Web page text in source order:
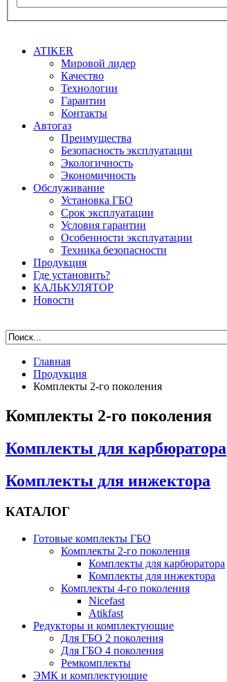
ATIKER
Мировой лидер
Качество
Технологии
Гарантии
Контакты
Автогаз
Преимущества
Безопасность эксплуатации
Экологичность
Экономичность
Обслуживание
Установка ГБО
Срок эксплуатации
Условия гарантии
Особенности эксплуатации
Техника безопасности
Продукция
Где установить?
КАЛЬКУЛЯТОР
Новости
Главная
Продукция
Комплекты 2-го поколения
Комплекты 2-го поколения
Комплекты для карбюратора
Комплекты для инжектора
КАТАЛОГ
Готовые комплекты ГБО
Комплекты 2-го поколения
Комплекты для карбюратора
Комплекты для инжектора
Комплекты 4-го поколения
Nicefast
Atikfast
Редукторы и комплектующие
Для ГБО 2 поколения
Для ГБО 4 поколения
Ремкомплекты
ЭМК и комплектующие